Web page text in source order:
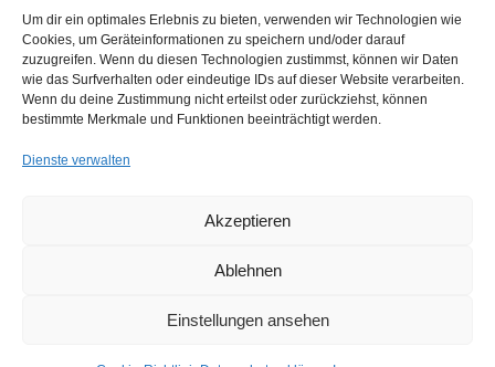
Um dir ein optimales Erlebnis zu bieten, verwenden wir Technologien wie
Cookies, um Geräteinformationen zu speichern und/oder darauf
zuzugreifen. Wenn du diesen Technologien zustimmst, können wir Daten
wie das Surfverhalten oder eindeutige IDs auf dieser Website verarbeiten.
Wenn du deine Zustimmung nicht erteilst oder zurückziehst, können
bestimmte Merkmale und Funktionen beeinträchtigt werden.
Dienste verwalten
Akzeptieren
Ablehnen
Einstellungen ansehen
FFB e.V. • Benraderstr. 189 • 47804 Krefeld • Tel. 0 21 51 – 610
300 • Fax 0 21 51 – 610 330 •info@ffb-krefeld.de
Alle Rechte vorbehalten